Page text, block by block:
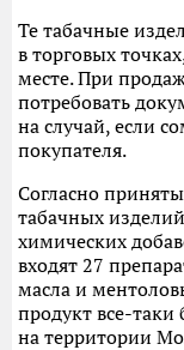
Те табачные
в торговых
месте. При
потребовать
на случай, если
покупателя.
Согласно
табачных
химических
входят 27
масла и
продукт все-
на территории